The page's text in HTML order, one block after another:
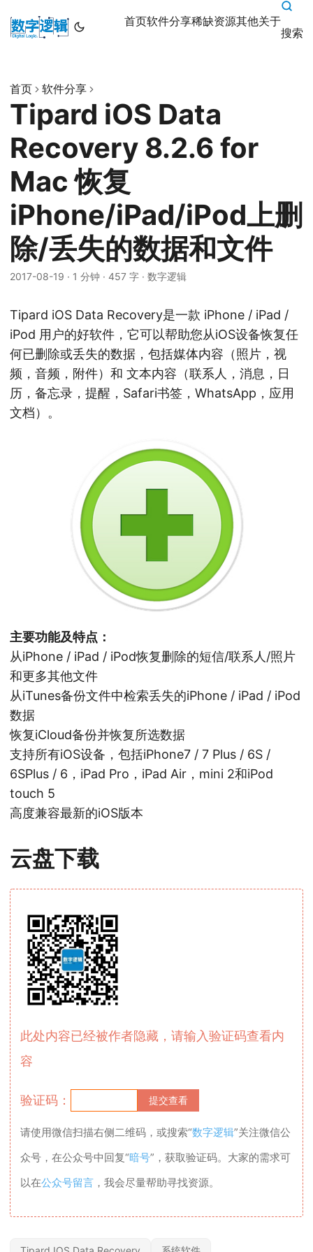
首页软件分享稀缺资源其他关于
搜索
首页 软件分享
Tipard iOS Data
Recovery 8.2.6 for
Mac 恢复
iPhone/iPad/iPod上删
除/丢失的数据和文件
2017-08-19 · 1 分钟 · 457 字 · 数字逻辑
Tipard iOS Data Recovery是一款 iPhone / iPad /
iPod 用户的好软件，它可以帮助您从iOS设备恢复任
何已删除或丢失的数据，包括媒体内容（照片，视
频，音频，附件）和 文本内容（联系人，消息，日
历，备忘录，提醒，Safari书签，WhatsApp，应用
文档）。
主要功能及特点：
从iPhone / iPad / iPod恢复删除的短信/联系人/照片
和更多其他文件
从iTunes备份文件中检索丢失的iPhone / iPad / iPod
数据
恢复iCloud备份并恢复所选数据
支持所有iOS设备，包括iPhone7 / 7 Plus / 6S /
6SPlus / 6，iPad Pro，iPad Air，mini 2和iPod
touch 5
高度兼容最新的iOS版本
云盘下载
此处内容已经被作者隐藏，请输入验证码查看内
容
验证码：
请使用微信扫描右侧二维码，或搜索“数字逻辑”关注微信公
众号，在公众号中回复“暗号”，获取验证码。大家的需求可
以在公众号留言 ，我会尽量帮助寻找资源。